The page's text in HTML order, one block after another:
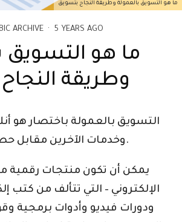
ما هو التسويق بالعمولة وطريقة النجاح بتسويق
ARCHIVE · 5 YEARS AGO
ما هو التسويق
وطريقة
التسويق بالعمولة باختصار هو
وخدمات الآخرين مقابل حصة من العمولات.
يمكن أن تكون منتجات رقمية
الإلكتروني – التي تتألف من كتب